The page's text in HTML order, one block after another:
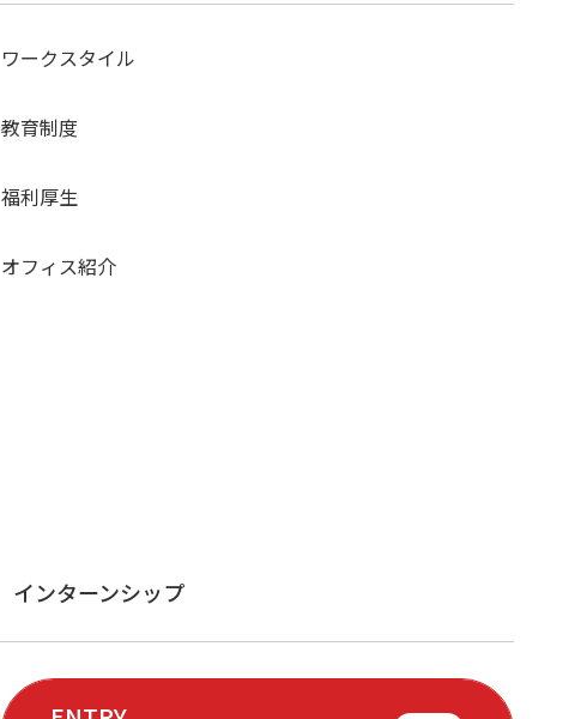
ワークスタイル
教育制度
福利厚生
オフィス紹介
インターンシップ